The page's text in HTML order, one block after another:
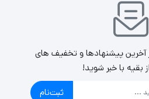
آخرین پیشنهادها و تخفیف های
بقیه با خبر شوید!
ثبت‌نام